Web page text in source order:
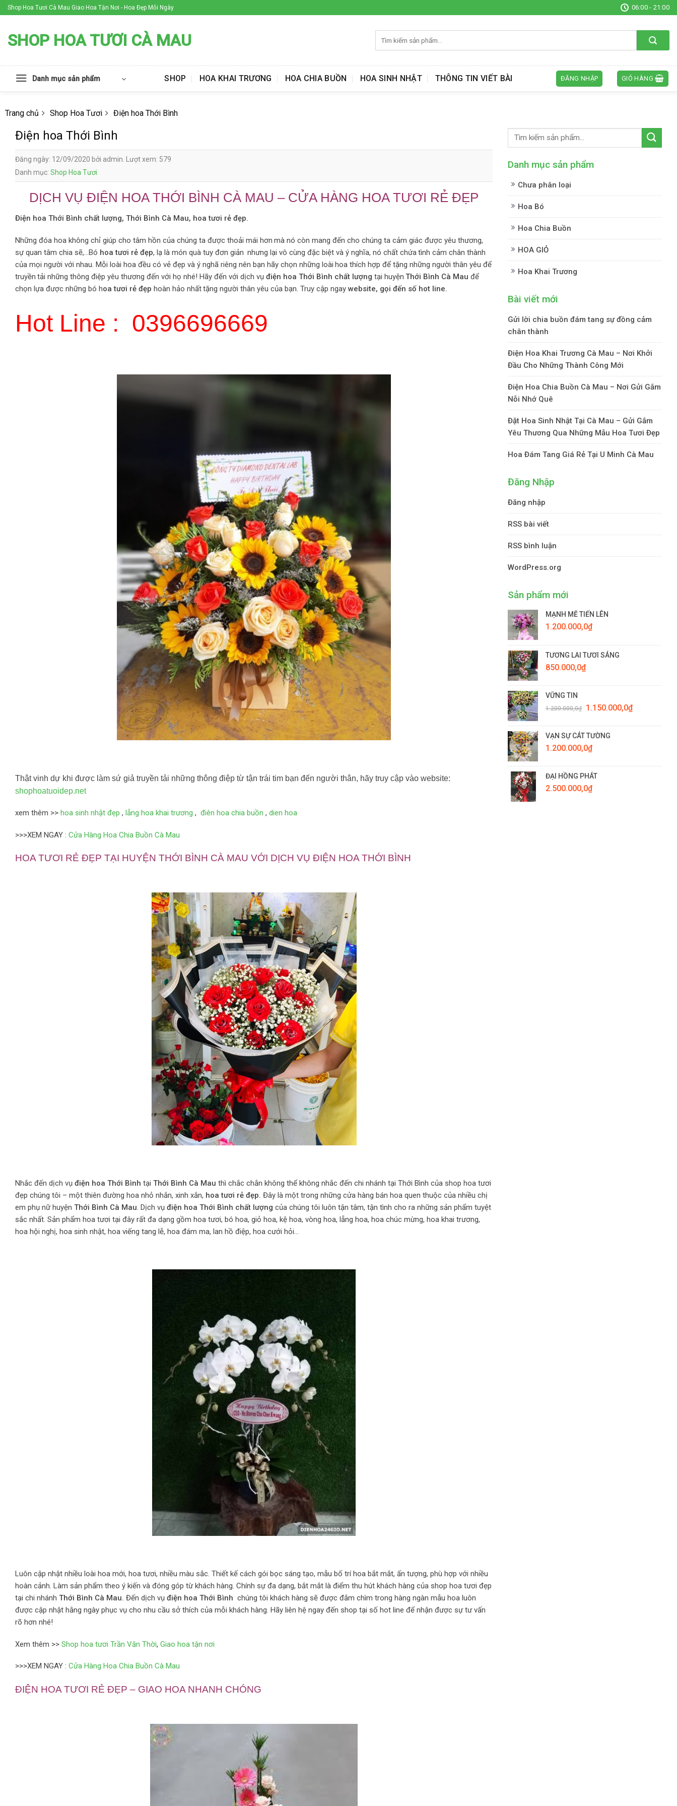
Skip
to
Shop Hoa Tươi Cà Mau Giao Hoa Tận Nơi - Hoa Đẹp Mỗi Ngày 06:00 - 21:00
SHOP HOA TƯƠI CÀ MAU
kiếm:
Danh mục sản phẩm SHOP HOA KHAI TRƯƠNG HOA CHIA BUỒN HOA SINH NHẬT THÔNG TIN VIẾT BÀI ĐĂNG NHẬP GIỎ HÀNG
Trang chủ Shop Hoa Tươi Điện hoa Thới Bình
Điện hoa Thới Bình
Đăng ngày: 12/09/2020 bởi admin. Lượt xem: 579
Danh mục: Shop Hoa Tươi
DỊCH VỤ ĐIỆN HOA THỚI BÌNH CÀ MAU – CỬA HÀNG HOA TƯƠI RẺ ĐẸP
Điện hoa Thới Bình chất lượng, Thới Bình Cà Mau, hoa tươi rẻ đẹp.
Những đóa hoa không chỉ giúp cho tâm hồn của chúng ta được thoải mái hơn mà nó còn mang đến cho chúng ta cảm giác được yêu thương,
sự quan tâm chia sẽ,…Bó hoa tươi rẻ đẹp, lạ là món quà tuy đơn giản nhưng lại vô cùng đặc biệt và ý nghĩa, nó chất chứatình cảm chân thành
của mọi người với nhau. Mỗi loài hoa đều có vẻ đẹp và ý nghã riêng nên bạn hãy chọn những loài hoa thích hợp để tặng những người thân yêu để
truyền tải những thông điệp yêu thương đến với họ nhé! Hãy đến với dịch vụ điện hoa Thới Bình chất lượng tại huyện Thới Bình Cà Mau để
chọn lựa được những bó hoa tươi rẻ đẹp hoàn hảo nhấttặng người thân yêu của bạn. Truy cập ngay website, gọi đến số hot line.
Hot Line : 0396696669
Thật vinh dự khi được làm sứ giả truyền tải những thông điệp từ tận trái tim bạn đến người thân, hãy truy cập vào website:
shophoatuoidep.net
xem thêm >> hoa sinh nhật đẹp , lẵng hoa khai trương , điên hoa chia buồn , dien hoa
>>>XEM NGAY : Cửa Hàng Hoa Chia Buồn Cà Mau
HOA TƯƠI RẺ ĐẸP TẠI HUYỆN THỚI BÌNH CÀ MAU VỚI DỊCH VỤ ĐIỆN HOA THỚI BÌNH
Nhắc đến dịch vụ điện hoa Thới Bình tại Thới Bình Cà Mau thì chắc chắn không thể không nhắc đến chi nhánh tại Thới Bình của shop hoa tươi
đẹp chúng tôi – một thiên đường hoa nhỏ nhắn, xinh xắn, hoa tươi rẻ đẹp. Đây là một trong những cửa hàng bán hoa quen thuộc của nhiều chị
em phụ nữ huyện Thới Bình Cà Mau. Dịch vụ điện hoa Thới Bình chất lượng của chúng tôi luôn tận tâm, tận tình cho ra những sản phẩm tuyệt
sắc nhất. Sản phẩm hoa tươi tại đây rất đa dạng gồm hoa tươi, bó hoa, giỏ hoa, kệ hoa, vòng hoa, lẵng hoa, hoa chúc mừng, hoa khai trương,
hoa hội nghị, hoa sinh nhật, hoa viếng tang lễ, hoa đám ma, lan hồ điệp, hoa cưới hỏi…
Luôn cập nhật nhiều loài hoa mới, hoa tươi, nhiều màu sắc. Thiết kế cách gói bọc sáng tạo, mẫu bố trí hoa bắt mắt, ấn tượng, phù hợp với nhiều
hoàn cảnh. Làm sản phẩm theo ý kiến và đóng góp từ khách hàng. Chính sự đa dạng, bắt mắt là điểm thu hút khách hàng của shop hoa tươi đẹp
tại chi nhánh Thới Bình Cà Mau. Đến dịch vụ điện hoa Thới Bình chúng tôi khách hàng sẽ được đắm chìm trong hàng ngàn mẫu hoa luôn
được cập nhật hằng ngày phục vụ cho nhu cầu sở thích của mỗi khách hàng. Hãy liên hệ ngay đến shop tại số hot line để nhận được sự tư vấn
rõ hơn nhé!
Xem thêm >> Shop hoa tươi Trần Văn Thời, Giao hoa tận nơi
>>>XEM NGAY : Cửa Hàng Hoa Chia Buồn Cà Mau
ĐIỆN HOA TƯƠI RẺ ĐẸP – GIAO HOA NHANH CHÓNG
Danh mục sản phẩm
Chưa phân loại
Hoa Bó
Hoa Chia Buồn
HOA GIỎ
Hoa Khai Trương
Bài viết mới
Gửi lời chia buồn đám tang sự đồng cảm
chân thành
Điện Hoa Khai Trương Cà Mau – Nơi Khởi
Đầu Cho Những Thành Công Mới
Điện Hoa Chia Buồn Cà Mau – Nơi Gửi Gắm
Nỗi Nhớ Quê
Đặt Hoa Sinh Nhật Tại Cà Mau – Gửi Gắm
Yêu Thương Qua Những Mẫu Hoa Tươi Đẹp
Hoa Đám Tang Giá Rẻ Tại U Minh Cà Mau
Đăng Nhập
Đăng nhập
RSS bài viết
RSS bình luận
WordPress.org
Sản phẩm mới
MẠNH MẼ TIẾN LÊN
1.200.000,0₫
TƯƠNG LAI TƯƠI SÁNG
850.000,0₫
VỮNG TIN
1.200.000,0₫
Giá
1.200.000,0₫.
1.150.000,0₫Giá
VẠN SỰ CÁT TƯỜNG
1.200.000,0₫
ĐẠI HỒNG PHÁT
2.500.000,0₫